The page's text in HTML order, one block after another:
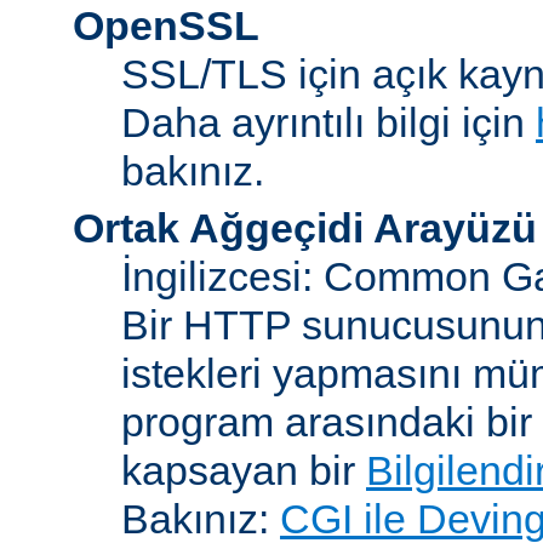
OpenSSL
SSL/TLS için açık
Daha ayrıntılı bilgi için
bakınız.
Ortak Ağgeçidi Arayüzü
İngilizcesi: Common
Bir HTTP
istekleri yapmasını
program arasındaki
kapsayan bir
Bakınız: CGI ile